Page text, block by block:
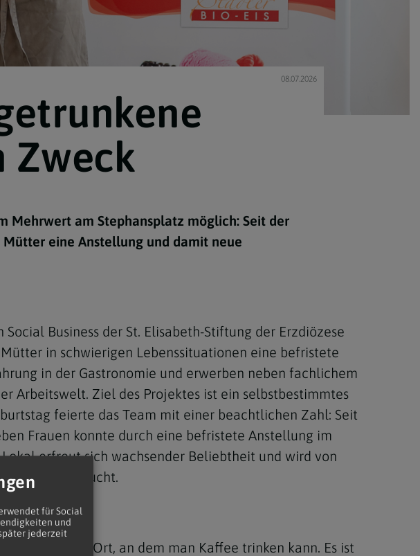
08.07.2026
Zweck
Mehrwert am Stephansplatz möglich: Seit der
eine Anstellung und damit neue
Business der St. Elisabeth-Stiftung der Erzdiözese
in schwierigen Lebenssituationen eine befristete
in der Gastronomie und erwerben neben fachlichem
Arbeitswelt. Ziel des Projektes ist ein selbstbestimmtes
feierte das Team mit einer beachtlichen Zahl: Seit
Frauen konnte durch eine befristete Anstellung im
erfreut sich wachsender Beliebtheit und wird von
Kindern besucht.
als nur ein Ort, an dem man Kaffee trinken kann. Es ist
für Social
und
jederzeit